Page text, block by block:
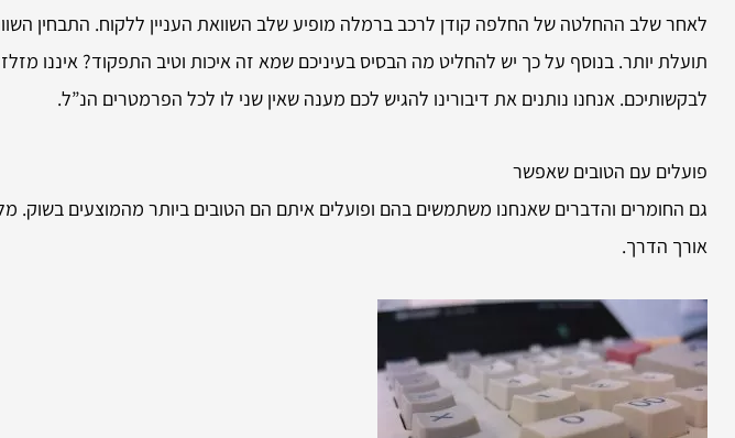
לאחר שלב ההחלטה של החלפה קודן לרכב ברמלה מופיע שלב השוואת העניין ללקוח. התבחין
תועלת יותר. בנוסף על כך יש להחליט מה הבסיס בעיניכם שמא זה איכות וטיב התפקוד? איננו
לבקשותיכם. אנחנו נותנים את דיבורינו להגיש לכם מענה שאין שני לו לכל הפרמטרים הנ”ל.
פועלים עם הטובים שאפשר
גם החומרים והדברים שאנחנו משתמשים בהם ופועלים איתם הם הטובים ביותר מהמוצעים בשוק.
אורך הדרך.